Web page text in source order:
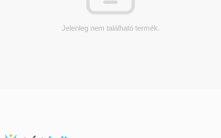
Jelenleg nem található termék.